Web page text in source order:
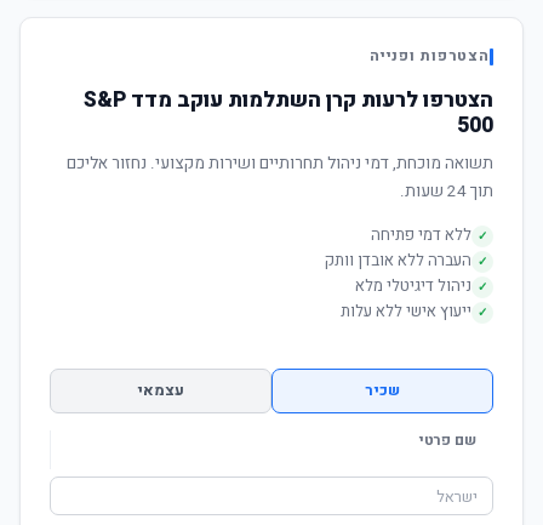
הצטרפות ופנייה
הצטרפו לרעות קרן השתלמות עוקב מדד S&P
500
תשואה מוכחת, דמי ניהול תחרותיים ושירות מקצועי. נחזור אליכם
תוך 24 שעות.
✓ ללא דמי פתיחה
✓ העברה ללא אובדן וותק
✓ ניהול דיגיטלי מלא
✓ ייעוץ אישי ללא עלות
שכיר עצמאי
שם פרטי